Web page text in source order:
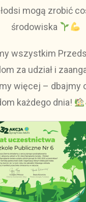
mogą zrobić
środowiska
wszystkim
za udział i
więcej – dbajmy
każdego dnia!